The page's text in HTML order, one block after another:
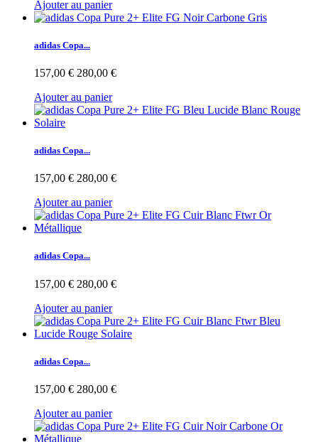
Ajouter au panier
adidas Copa...
157,00 € 280,00 €
Ajouter au panier
adidas Copa...
157,00 € 280,00 €
Ajouter au panier
adidas Copa...
157,00 € 280,00 €
Ajouter au panier
adidas Copa...
157,00 € 280,00 €
Ajouter au panier